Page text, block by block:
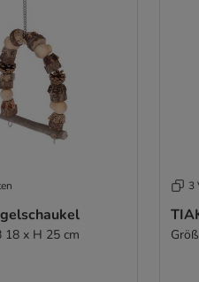
18 x H 25 cm
3